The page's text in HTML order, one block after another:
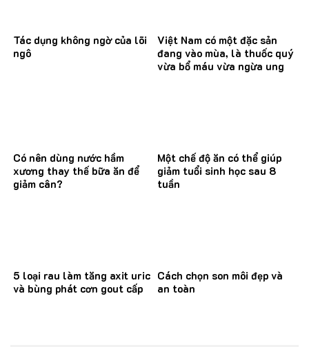
Tác dụng không ngờ của lõi
ngô
Việt Nam có một đặc sản
đang vào mùa, là thuốc quý
vừa bổ máu vừa ngừa ung
Có nên dùng nước hầm
xương thay thế bữa ăn để
giảm cân?
Một chế độ ăn có thể giúp
giảm tuổi sinh học sau 8
tuần
5 loại rau làm tăng axit uric
và bùng phát cơn gout cấp
Cách chọn son môi đẹp và
an toàn